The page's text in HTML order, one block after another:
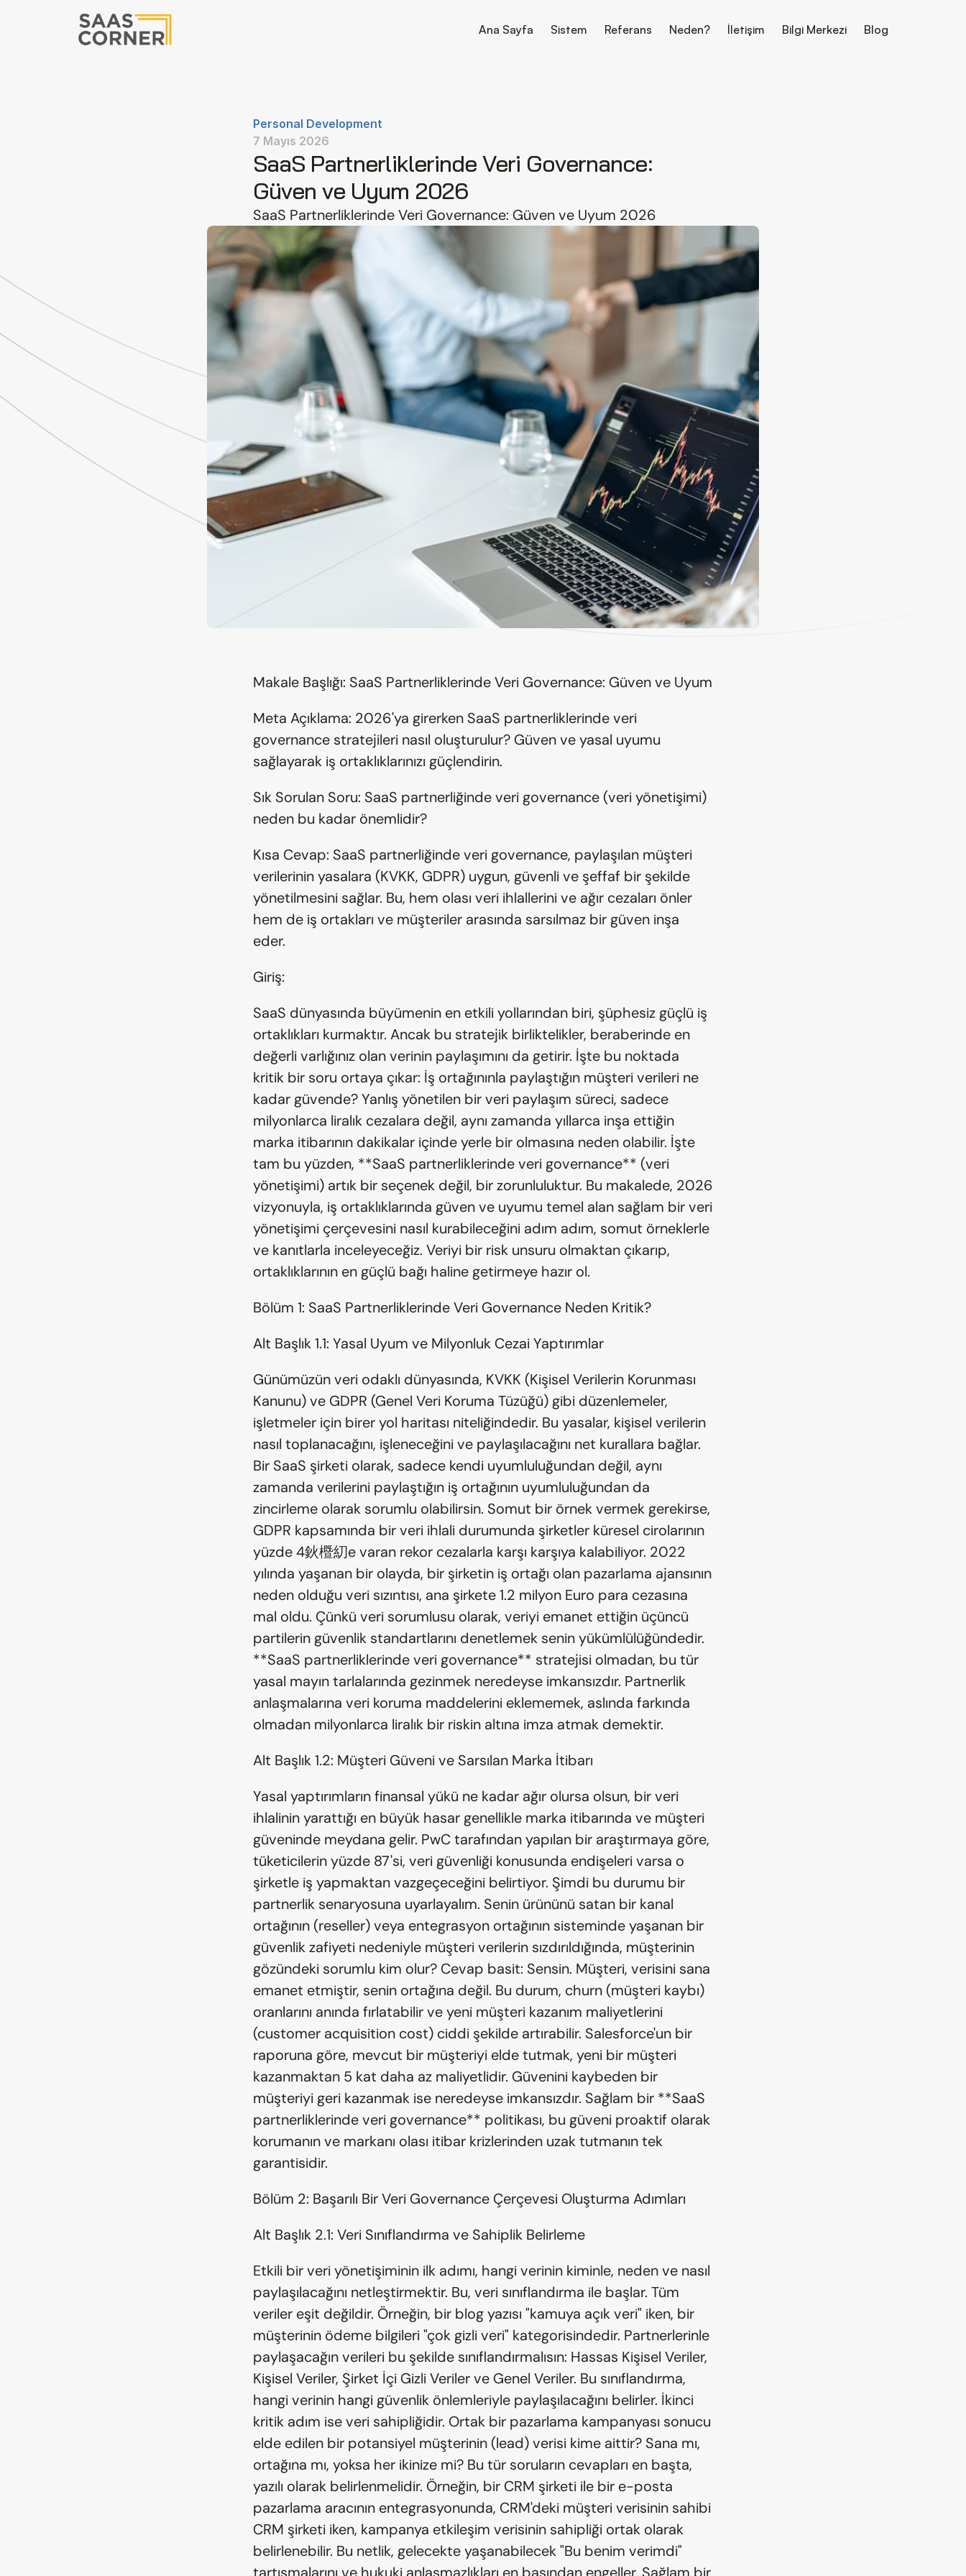
Ana Sayfa Sistem Neden?
Referans İletişim Bilgi Merkezi Blog
Personal Development
7 Mayıs 2026
SaaS Partnerliklerinde Veri Governance:
Güven ve Uyum 2026
SaaS Partnerliklerinde Veri Governance: Güven ve Uyum 2026
Makale Başlığı: SaaS Partnerliklerinde Veri Governance: Güven ve Uyum
Meta Açıklama: 2026'ya girerken SaaS partnerliklerinde veri
governance stratejileri nasıl oluşturulur? Güven ve yasal uyumu
sağlayarak iş ortaklıklarınızı güçlendirin.
Sık Sorulan Soru: SaaS partnerliğinde veri governance (veri yönetişimi)
neden bu kadar önemlidir?
Kısa Cevap: SaaS partnerliğinde veri governance, paylaşılan müşteri
verilerinin yasalara (KVKK, GDPR) uygun, güvenli ve şeffaf bir şekilde
yönetilmesini sağlar. Bu, hem olası veri ihlallerini ve ağır cezaları önler
hem de iş ortakları ve müşteriler arasında sarsılmaz bir güven inşa
eder.
Giriş:
SaaS dünyasında büyümenin en etkili yollarından biri, şüphesiz güçlü iş
ortaklıkları kurmaktır. Ancak bu stratejik birliktelikler, beraberinde en
değerli varlığınız olan verinin paylaşımını da getirir. İşte bu noktada
kritik bir soru ortaya çıkar: İş ortağınınla paylaştığın müşteri verileri ne
kadar güvende? Yanlış yönetilen bir veri paylaşım süreci, sadece
milyonlarca liralık cezalara değil, aynı zamanda yıllarca inşa ettiğin
marka itibarının dakikalar içinde yerle bir olmasına neden olabilir. İşte
tam bu yüzden, **SaaS partnerliklerinde veri governance** (veri
yönetişimi) artık bir seçenek değil, bir zorunluluktur. Bu makalede, 2026
vizyonuyla, iş ortaklıklarında güven ve uyumu temel alan sağlam bir veri
yönetişimi çerçevesini nasıl kurabileceğini adım adım, somut örneklerle
ve kanıtlarla inceleyeceğiz. Veriyi bir risk unsuru olmaktan çıkarıp,
ortaklıklarının en güçlü bağı haline getirmeye hazır ol.
Bölüm 1: SaaS Partnerliklerinde Veri Governance Neden Kritik?
Alt Başlık 1.1: Yasal Uyum ve Milyonluk Cezai Yaptırımlar
Günümüzün veri odaklı dünyasında, KVKK (Kişisel Verilerin Korunması
Kanunu) ve GDPR (Genel Veri Koruma Tüzüğü) gibi düzenlemeler,
işletmeler için birer yol haritası niteliğindedir. Bu yasalar, kişisel verilerin
nasıl toplanacağını, işleneceğini ve paylaşılacağını net kurallara bağlar.
Bir SaaS şirketi olarak, sadece kendi uyumluluğundan değil, aynı
zamanda verilerini paylaştığın iş ortağının uyumluluğundan da
zincirleme olarak sorumlu olabilirsin. Somut bir örnek vermek gerekirse,
GDPR kapsamında bir veri ihlali durumunda şirketler küresel cirolarının
yüzde 4鈥櫭糿e varan rekor cezalarla karşı karşıya kalabiliyor. 2022
yılında yaşanan bir olayda, bir şirketin iş ortağı olan pazarlama ajansının
neden olduğu veri sızıntısı, ana şirkete 1.2 milyon Euro para cezasına
mal oldu. Çünkü veri sorumlusu olarak, veriyi emanet ettiğin üçüncü
partilerin güvenlik standartlarını denetlemek senin yükümlülüğündedir.
**SaaS partnerliklerinde veri governance** stratejisi olmadan, bu tür
yasal mayın tarlalarında gezinmek neredeyse imkansızdır. Partnerlik
anlaşmalarına veri koruma maddelerini eklememek, aslında farkında
olmadan milyonlarca liralık bir riskin altına imza atmak demektir.
Alt Başlık 1.2: Müşteri Güveni ve Sarsılan Marka İtibarı
Yasal yaptırımların finansal yükü ne kadar ağır olursa olsun, bir veri
ihlalinin yarattığı en büyük hasar genellikle marka itibarında ve müşteri
güveninde meydana gelir. PwC tarafından yapılan bir araştırmaya göre,
tüketicilerin yüzde 87'si, veri güvenliği konusunda endişeleri varsa o
şirketle iş yapmaktan vazgeçeceğini belirtiyor. Şimdi bu durumu bir
partnerlik senaryosuna uyarlayalım. Senin ürününü satan bir kanal
ortağının (reseller) veya entegrasyon ortağının sisteminde yaşanan bir
güvenlik zafiyeti nedeniyle müşteri verilerin sızdırıldığında, müşterinin
gözündeki sorumlu kim olur? Cevap basit: Sensin. Müşteri, verisini sana
emanet etmiştir, senin ortağına değil. Bu durum, churn (müşteri kaybı)
oranlarını anında fırlatabilir ve yeni müşteri kazanım maliyetlerini
(customer acquisition cost) ciddi şekilde artırabilir. Salesforce'un bir
raporuna göre, mevcut bir müşteriyi elde tutmak, yeni bir müşteri
kazanmaktan 5 kat daha az maliyetlidir. Güvenini kaybeden bir
müşteriyi geri kazanmak ise neredeyse imkansızdır. Sağlam bir **SaaS
partnerliklerinde veri governance** politikası, bu güveni proaktif olarak
korumanın ve markanı olası itibar krizlerinden uzak tutmanın tek
garantisidir.
Bölüm 2: Başarılı Bir Veri Governance Çerçevesi Oluşturma Adımları
Alt Başlık 2.1: Veri Sınıflandırma ve Sahiplik Belirleme
Etkili bir veri yönetişiminin ilk adımı, hangi verinin kiminle, neden ve nasıl
paylaşılacağını netleştirmektir. Bu, veri sınıflandırma ile başlar. Tüm
veriler eşit değildir. Örneğin, bir blog yazısı "kamuya açık veri" iken, bir
müşterinin ödeme bilgileri "çok gizli veri" kategorisindedir. Partnerlerinle
paylaşacağın verileri bu şekilde sınıflandırmalısın: Hassas Kişisel Veriler,
Kişisel Veriler, Şirket İçi Gizli Veriler ve Genel Veriler. Bu sınıflandırma,
hangi verinin hangi güvenlik önlemleriyle paylaşılacağını belirler. İkinci
kritik adım ise veri sahipliğidir. Ortak bir pazarlama kampanyası sonucu
elde edilen bir potansiyel müşterinin (lead) verisi kime aittir? Sana mı,
ortağına mı, yoksa her ikinize mi? Bu tür soruların cevapları en başta,
yazılı olarak belirlenmelidir. Örneğin, bir CRM şirketi ile bir e-posta
pazarlama aracının entegrasyonunda, CRM'deki müşteri verisinin sahibi
CRM şirketi iken, kampanya etkileşim verisinin sahipliği ortak olarak
belirlenebilir. Bu netlik, gelecekte yaşanabilecek "Bu benim verimdi"